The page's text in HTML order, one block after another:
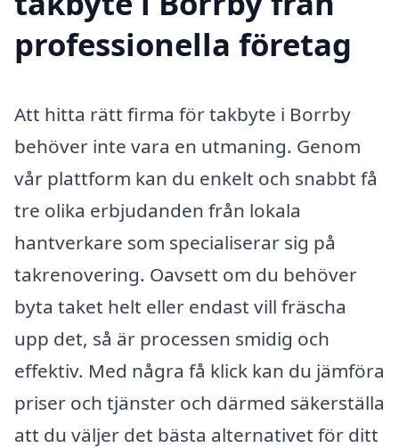
professionella företag
Att hitta rätt firma för takbyte i Borrby
behöver inte vara en utmaning. Genom
vår plattform kan du enkelt och snabbt få
tre olika erbjudanden från lokala
hantverkare som specialiserar sig på
takrenovering. Oavsett om du behöver
byta taket helt eller endast vill fräscha
upp det, så är processen smidig och
effektiv. Med några få klick kan du jämföra
priser och tjänster och därmed säkerställa
att du väljer det bästa alternativet för ditt